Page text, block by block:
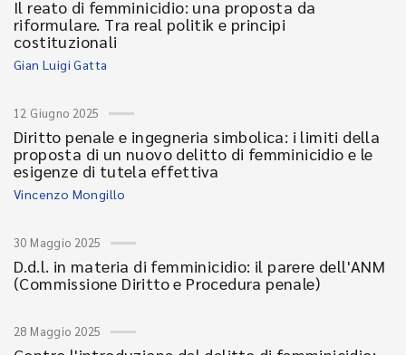
Il reato di femminicidio: una proposta da
riformulare. Tra real politik e principi
costituzionali
Gian Luigi Gatta
12 Giugno 2025
Diritto penale e ingegneria simbolica: i limiti della
proposta di un nuovo delitto di femminicidio e le
esigenze di tutela effettiva
Vincenzo Mongillo
30 Maggio 2025
D.d.l. in materia di femminicidio: il parere dell'ANM
(Commissione Diritto e Procedura penale)
28 Maggio 2025